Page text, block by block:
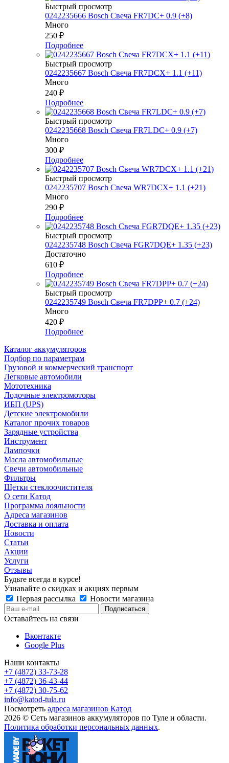
Быстрый просмотр
0242235666 Bosch Свеча FR7DC+ 0.9 (+8)
Много
250 ₽
Подробнее
Быстрый просмотр
0242235667 Bosch Свеча FR7DCX+ 1.1 (+11)
Много
240 ₽
Подробнее
Быстрый просмотр
0242235668 Bosch Свеча FR7LDC+ 0.9 (+7)
Много
300 ₽
Подробнее
Быстрый просмотр
0242235707 Bosch Свеча WR7DCX+ 1.1 (+21)
Много
290 ₽
Подробнее
Быстрый просмотр
0242235748 Bosch Свеча FGR7DQE+ 1.35 (+23)
Достаточно
610 ₽
Подробнее
Быстрый просмотр
0242235749 Bosch Свеча FR7DPP+ 0.7 (+24)
Много
420 ₽
Подробнее
Каталог аккумуляторов
Подбор по параметрам
Грузовой и коммерческий транспорт
Легковые автомобили
Мототехника
Лодочные электромоторы
ИБП (UPS)
Детские электромобили
Каталог прочих товаров
Зарядные устройства
Инструмент
Лампочки
Масла автомобильные
Свечи автомобильные
Фильтры
Щетки стеклоочистителя
О сети Катод
Программа лояльности
Адреса магазинов
Доставка и оплата
Новости
Статьи
Акции
Услуги
Отзывы
Будьте всегда в курсе!
Узнавайте о скидках и акциях первым
Первая рассылка
Новости магазина
Оставайтесь на связи
Вконтакте
Google Plus
Наши контакты
+7 (4872) 33-73-28
+7 (4872) 36-43-44
+7 (4872) 30-75-62
info@katod-tula.ru
Посмотреть адреса магазинов Катод
2026 © Сеть магазинов аккумуляторов по Туле и области.
Политика обработки персональных данных.